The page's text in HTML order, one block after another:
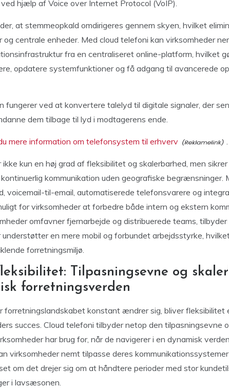
hjælp af Voice over Internet Protocol (VoIP).
at stemmeopkald omdirigeres gennem skyen, hvilket
og centrale enheder. Med cloud telefoni kan virksomheder
fra en centraliseret online-platform, hvilket
opdatere systemfunktioner og få adgang til avancerede
fungerer ved at konvertere talelyd til digitale signaler, der
dem tilbage til lyd i modtagerens ende.
mere information om telefonsystem til erhverv .
kun en høj grad af fleksibilitet og skalerbarhed, men
kommunikation uden geografiske begrænsninger.
voicemail-til-email, automatiserede telefonsvarere og
for virksomheder at forbedre både intern og ekstern
omfavner fjernarbejde og distribuerede teams,
understøtter en mere mobil og forbundet arbejdsstyrke,
forretningsmiljø.
Tilpasningsevne og
forretningsverden
forretningslandskabet konstant ændrer sig, bliver
succes. Cloud telefoni tilbyder netop den tilpasningsevne
har brug for, når de navigerer i en dynamisk
virksomheder nemt tilpasse deres
om det drejer sig om at håndtere perioder med stor
i lavsæsonen.